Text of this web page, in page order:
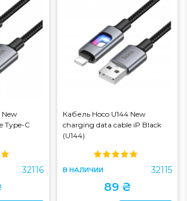
New
Type-C
32116
Кабель Hoco U144 New
charging data cable iP Black
(U144)
В НАЛИЧИИ 32115
89 ₴